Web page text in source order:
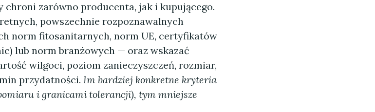
zarówno producenta, jak i kupującego.
powszechnie rozpoznawalnych
norm fitosanitarnych, norm UE, certyfikatów
lub norm branżowych — oraz wskazać
wilgoci, poziom zanieczyszczeń, rozmiar,
przydatności. Im bardziej konkretne kryteria
i granicami tolerancji), tym mniejsze